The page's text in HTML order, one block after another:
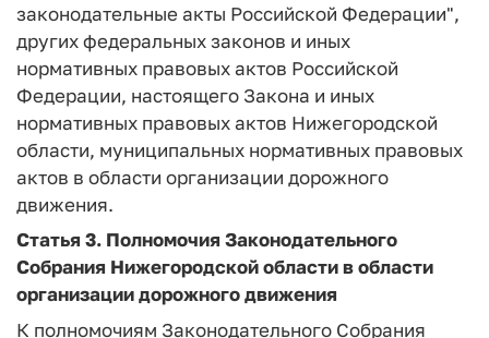
законодательные акты Российской Федерации",
других федеральных законов и иных
нормативных правовых актов Российской
Федерации, настоящего Закона и иных
нормативных правовых актов Нижегородской
области, муниципальных нормативных правовых
актов в области организации дорожного
движения.
Статья 3. Полномочия Законодательного
Собрания Нижегородской области в области
организации дорожного движения
К полномочиям Законодательного Собрания